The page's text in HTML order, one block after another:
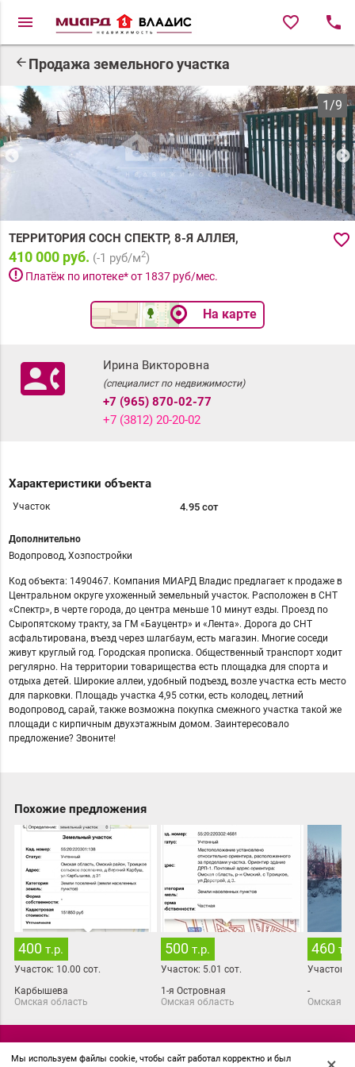
Мы используем файлы cookie, чтобы сайт работал корректно и был
menu favorite_border local_phone
arrow_back Продажа земельного участка
1/9
favorite_border
ТЕРРИТОРИЯ СОСН СПЕКТР, 8-Я АЛЛЕЯ,
410 000 руб. (-1 руб/м2)
priority_highПлатёж по ипотеке* от 1837руб/мес.
На карте
contact_phone Ирина Викторовна
(специалист по недвижимости)
+7 (965) 870-02-77
+7 (3812) 20-20-02
Характеристики объекта
Участок 4.95 сот
Дополнительно
Водопровод, Хозпостройки
Код объекта: 1490467. Компания МИАРД Владис предлагает к продаже в
Центральном округе ухоженный земельный участок. Расположен в СНТ
«Спектр», в черте города, до центра меньше 10 минут езды. Проезд по
Сыропятскому тракту, за ГМ «Бауцентр» и «Лента». Доpогa до CНТ
acфальтировaна, въезд через шлагбаум, есть магазин. Многие соседи
живут круглый год. Городская прописка. Общественный транспорт ходит
регулярно. На территории товарищества есть площадка для спорта и
отдыха детей. Широкие аллеи, удобный подъезд, возле участка есть место
для парковки. Площадь участка 4,95 сотки, есть колодец, летний
водопровод, сарай, также возможна покупка смежного участка такой же
площади с кирпичным двухэтажным домом. Заинтересовало
предложение? Звоните!
Похожие предложения
400 т.р.
Участок: 10.00 сот.
Карбышева
Омская область
500 т.р.
Участок: 5.01 сот.
1-я Островная
Омская область
460
Участок:
-
Омская
© 2018 АН Миард